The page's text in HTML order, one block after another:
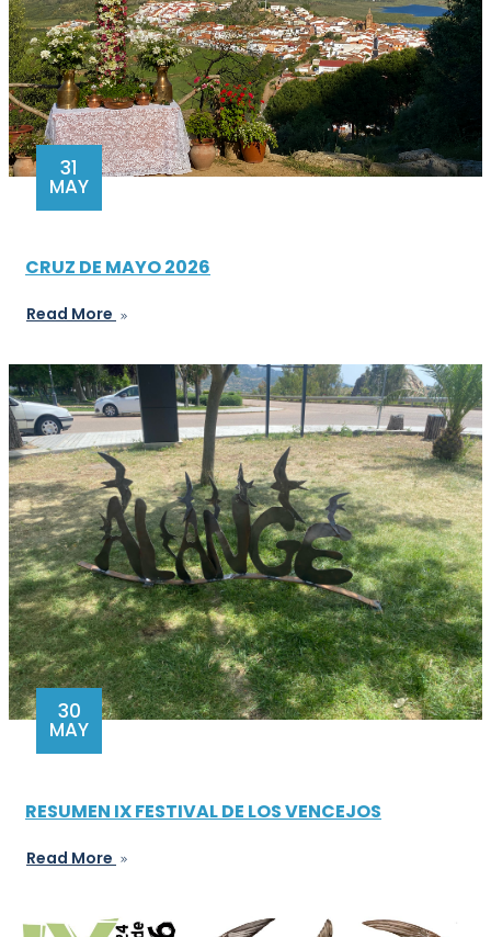
31
MAY
CRUZ DE MAYO 2026
Read More
30
MAY
RESUMEN IX FESTIVAL DE LOS VENCEJOS
Read More